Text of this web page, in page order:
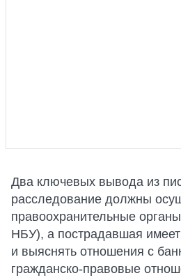
Два ключевых вывода из
расследование должны
правоохранительные
НБУ), а пострадавшая
и выяснять отношения с
гражданско-правовые